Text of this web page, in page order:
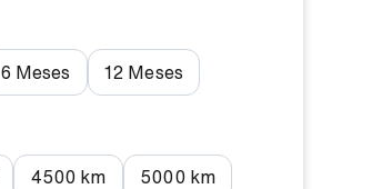
6 Meses 12 Meses
4500 km 5000 km